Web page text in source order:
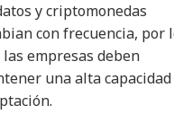
y criptomonedas
con frecuencia, por
las empresas deben
una alta capacidad